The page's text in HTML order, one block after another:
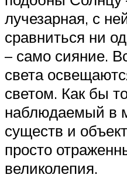
лучезарная, с
сравниться ни
– само сияние.
света
светом. Как бы
наблюдаемый в
существ и
просто
великолепия.